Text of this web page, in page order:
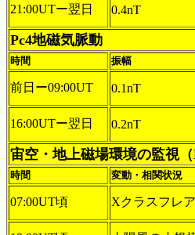
21:00UTー翌日 0.4nT
Pc4地磁気脈動
時間 振幅
前日ー09:00UT 0.1nT
16:00UTー翌日 0.2nT
宙空・地上磁場環境の監視
時間 変動・相関状況
07:00UT頃 Xクラスフレ